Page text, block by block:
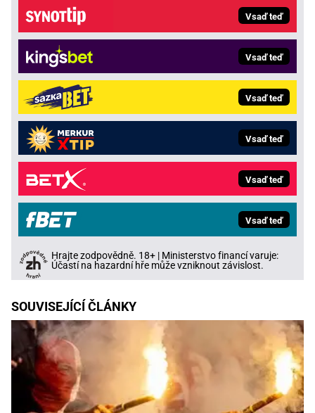
Vsaď teď
Vsaď teď
Vsaď teď
Vsaď teď
Vsaď teď
Vsaď teď
Hrajte zodpovědně. 18+ | Ministerstvo financí varuje:
Účastí na hazardní hře může vzniknout závislost.
SOUVISEJÍCÍ ČLÁNKY